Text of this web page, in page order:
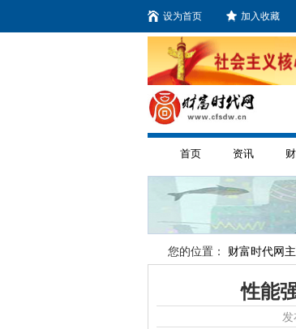
设为首页 加入收藏
首页 资讯
您的位置： 财富时代网
性能